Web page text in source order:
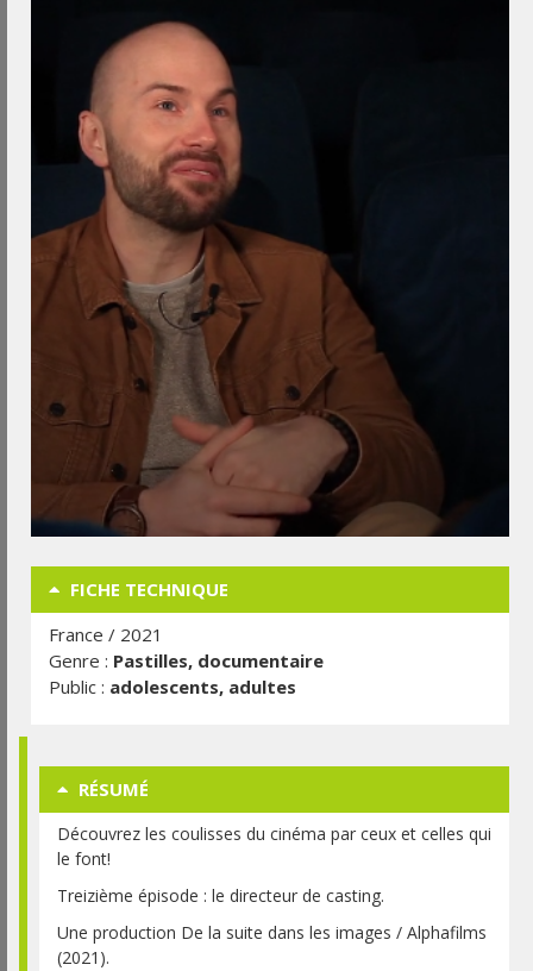
FICHE TECHNIQUE
France / 2021
Genre : Pastilles, documentaire
Public : adolescents, adultes
RÉSUMÉ
Découvrez les coulisses du cinéma par ceux et celles qui
le font!
Treizième épisode : le directeur de casting.
Une production De la suite dans les images / Alphafilms
(2021).